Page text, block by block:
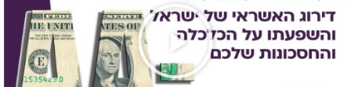
נגן
וידאו